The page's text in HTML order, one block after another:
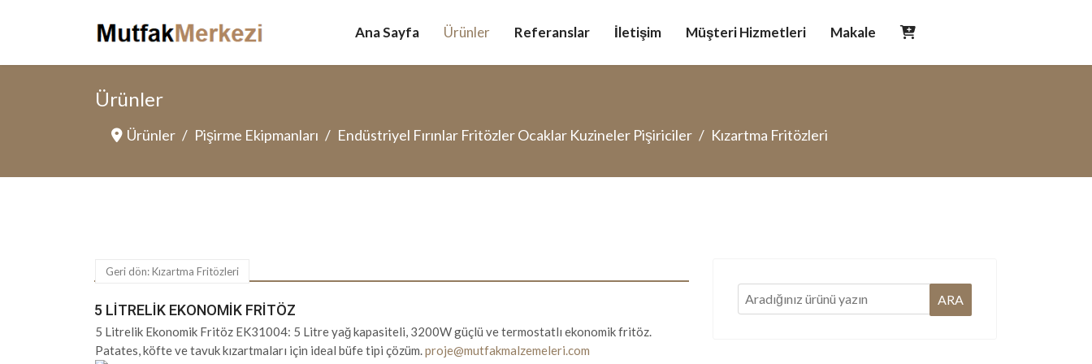
Ana Sayfa Ürünler Referanslar İletişim Müşteri Hizmetleri Makale
Ürünler
Ürünler Pişirme Ekipmanları Endüstriyel Fırınlar Fritözler Ocaklar Kuzineler Pişiriciler Kızartma Fritözleri
Geri dön: Kızartma Fritözleri
5 LITRELIK EKONOMIK FRITÖZ
5 Litrelik Ekonomik Fritöz EK31004: 5 Litre yağ kapasiteli, 3200W güçlü ve termostatlı ekonomik fritöz.
Patates, köfte ve tavuk kızartmaları için ideal büfe tipi çözüm.proje@mutfakmalzemeleri.com